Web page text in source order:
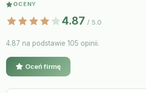
OCENY
4.87 / 5.0
4.87 na podstawie 105 opinii.
Oceń firmę